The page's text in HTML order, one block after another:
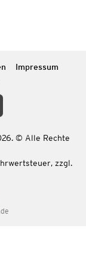
Impressum
© Alle Rechte
zzgl.